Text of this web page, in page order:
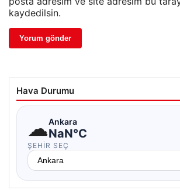
kaydedilsin.
Hava Durumu
☁Ankara
NaN°C
ŞEHIR SEÇ